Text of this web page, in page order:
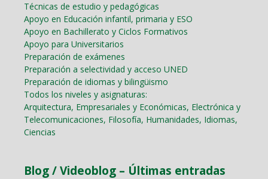
Técnicas de estudio y pedagógicas
Apoyo en Educación infantil, primaria y ESO
Apoyo en Bachillerato y Ciclos Formativos
Apoyo para Universitarios
Preparación de exámenes
Preparación a selectividad y acceso UNED
Preparación de idiomas y bilingüismo
Todos los niveles y asignaturas:
Arquitectura, Empresariales y Económicas, Electrónica y
Telecomunicaciones, Filosofía, Humanidades, Idiomas,
Ciencias
Blog / Videoblog – Últimas entradas